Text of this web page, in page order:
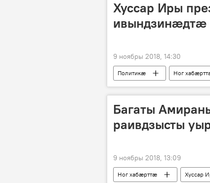
Хуссар Иры
9 ноябры 2018, 14:30
Политикӕ Ног
Багаты
раивдзысты
9 ноябры 2018, 13:09
Ног хабӕрттӕ Хуссар